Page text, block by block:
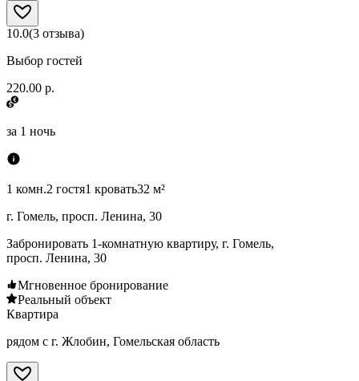
10.0(3 отзыва)
Выбор гостей
220.00 р.
за 1 ночь
1 комн.2 гостя1 кровать32 м²
г. Гомель, просп. Ленина, 30
Забронировать 1-комнатную квартиру, г. Гомель,
просп. Ленина, 30
Мгновенное бронирование
Реальный объект
Квартира
рядом с г. Жлобин, Гомельская область